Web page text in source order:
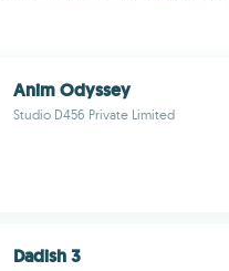
Anim Odyssey
Studio D456 Private Limited
Dadish 3